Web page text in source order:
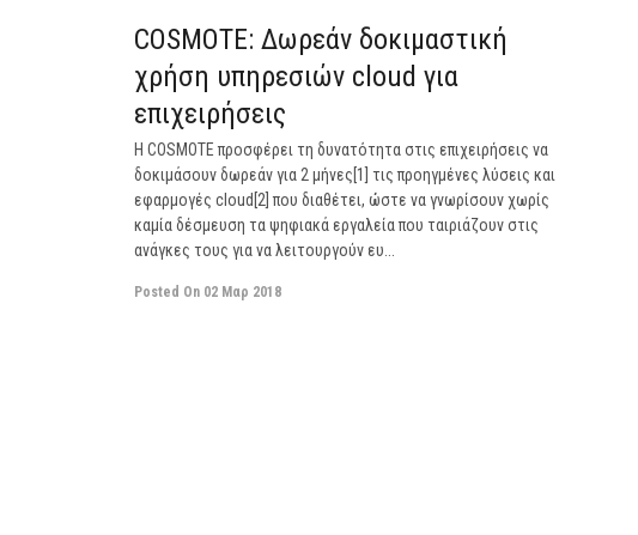
COSMOTE: Δωρεάν δοκιμαστική
χρήση υπηρεσιών cloud για
επιχειρήσεις
Η COSMOTE προσφέρει τη δυνατότητα στις επιχειρήσεις να
δοκιμάσουν δωρεάν για 2 μήνες[1] τις προηγμένες λύσεις και
εφαρμογές cloud[2] που διαθέτει, ώστε να γνωρίσουν χωρίς
καμία δέσμευση τα ψηφιακά εργαλεία που ταιριάζουν στις
ανάγκες τους για να λειτουργούν ευ...
Posted On 02 Μαρ 2018